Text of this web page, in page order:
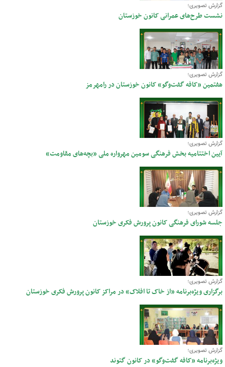
گزارش تصویری؛
نشست طرح‌های عمرانی کانون خوزستان
گزارش تصویری؛
هفتمین «کافه گفت‌وگو» کانون خوزستان در رامهرمز
گزارش تصویری؛
آیین اختتامیه بخش فرهنگی سومین مهرواره ملی «بچه‌های مقاومت»
گزارش تصویری؛
جلسه شورای فرهنگی کانون پرورش فکری خوزستان
گزارش تصویری؛
برگزاری ویژه‌برنامه «از خاک تا افلاک» در مراکز کانون پرورش فکری خوزستان
گزارش تصویری؛
ویژه‌برنامه «کافه گفت‌وگو» در کانون گتوند